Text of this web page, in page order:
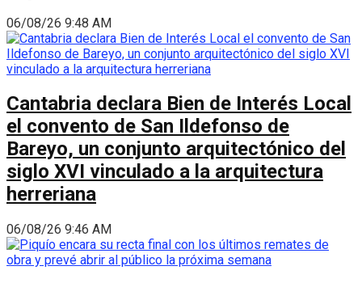
06/08/26 9:48 AM
Cantabria declara Bien de Interés Local
el convento de San Ildefonso de
Bareyo, un conjunto arquitectónico del
siglo XVI vinculado a la arquitectura
herreriana
06/08/26 9:46 AM